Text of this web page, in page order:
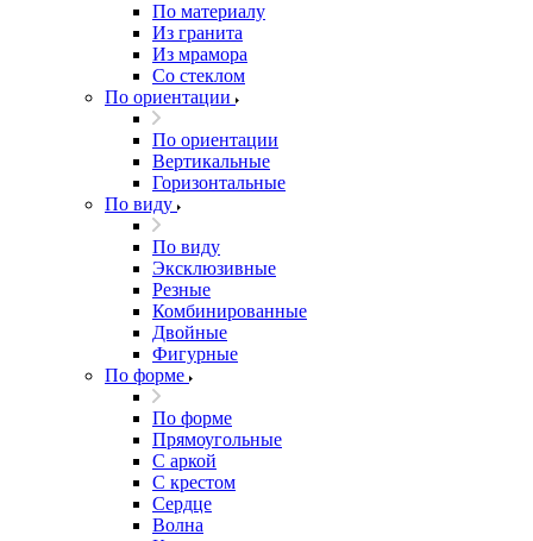
По материалу
Из гранита
Из мрамора
Со стеклом
По ориентации
По ориентации
Вертикальные
Горизонтальные
По виду
По виду
Эксклюзивные
Резные
Комбинированные
Двойные
Фигурные
По форме
По форме
Прямоугольные
С аркой
С крестом
Сердце
Волна